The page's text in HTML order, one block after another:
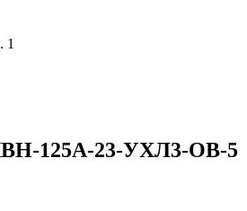
1
125А-23-УХЛ3-ОВ-5